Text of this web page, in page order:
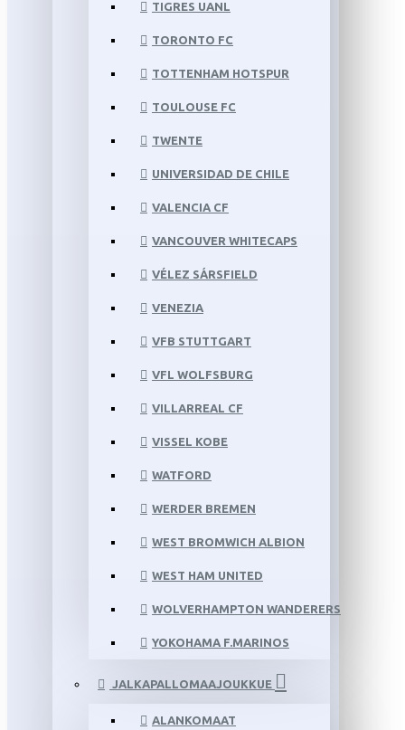
TIGRES UANL
TORONTO FC
TOTTENHAM HOTSPUR
TOULOUSE FC
TWENTE
UNIVERSIDAD DE CHILE
VALENCIA CF
VANCOUVER WHITECAPS
VÉLEZ SÁRSFIELD
VENEZIA
VFB STUTTGART
VFL WOLFSBURG
VILLARREAL CF
VISSEL KOBE
WATFORD
WERDER BREMEN
WEST BROMWICH ALBION
WEST HAM UNITED
WOLVERHAMPTON WANDERERS
YOKOHAMA F.MARINOS
JALKAPALLOMAAJOUKKUE
ALANKOMAAT